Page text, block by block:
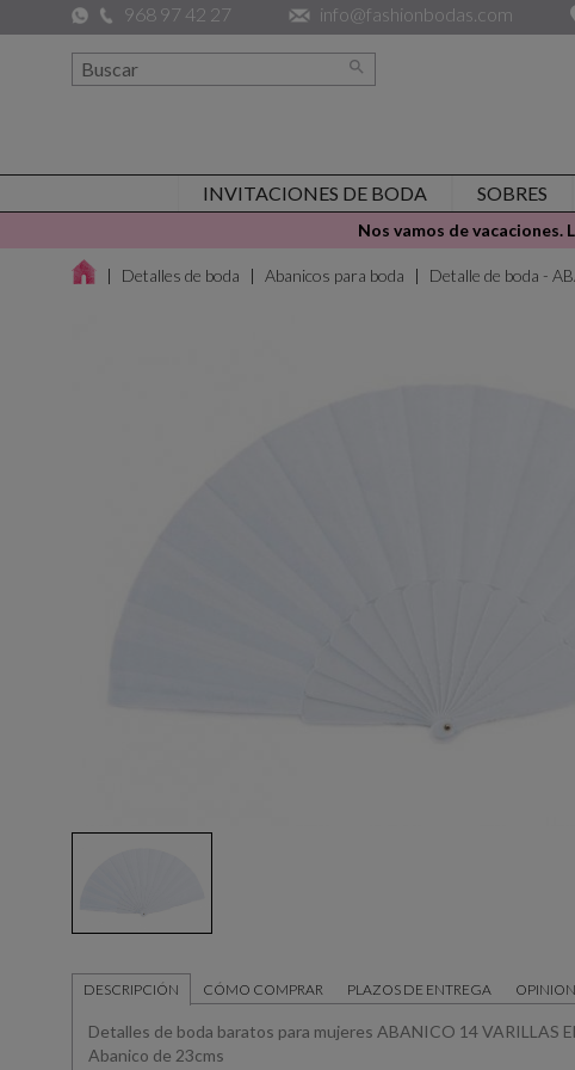
968 97 42 27 info@fashionbodas.com

INVITACIONES DE BODA SOBRES
Nos vamos de
Detalles de boda Abanicos para boda Detalle de boda -
DESCRIPCIÓN CÓMO COMPRAR PLAZOS DE ENTREGA
Detalles de boda baratos para mujeres ABANICO 14 VARILLAS
Abanico de 23cms